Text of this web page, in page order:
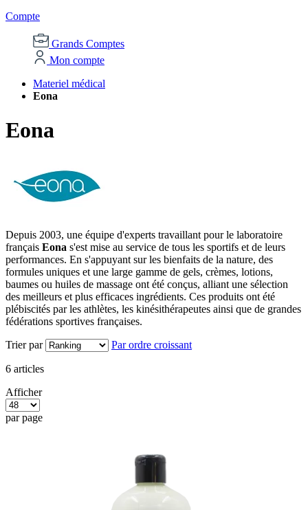
Compte
Grands Comptes
Mon compte
Materiel médical
Eona
Eona
Depuis 2003, une équipe d'experts travaillant pour le laboratoire
français Eona s'est mise au service de tous les sportifs et de leurs
performances. En s'appuyant sur les bienfaits de la nature, des
formules uniques et une large gamme de gels, crèmes, lotions,
baumes ou huiles de massage ont été conçus, alliant une sélection
des meilleurs et plus efficaces ingrédients. Ces produits ont été
plébiscités par les athlètes, les kinésithérapeutes ainsi que de grandes
fédérations sportives françaises.
Trier par
Par ordre croissant
6 articles
Afficher
par page